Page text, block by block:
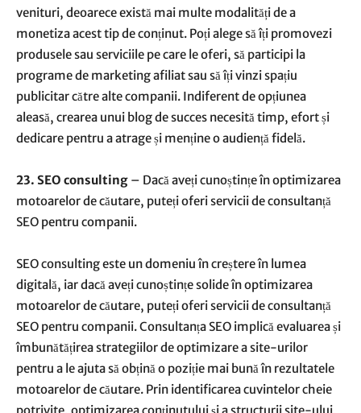
venituri, deoarece există mai multe modalități de a
monetiza acest tip de conținut. Poți alege să îți promovezi
produsele sau serviciile pe care le oferi, să participi la
programe de marketing afiliat sau să îți vinzi spațiu
publicitar către alte companii. Indiferent de opțiunea
aleasă, crearea unui blog de succes necesită timp, efort și
dedicare pentru a atrage și menține o audiență fidelă.
23. SEO consulting – Dacă aveți cunoștințe în optimizarea
motoarelor de căutare, puteți oferi servicii de consultanță
SEO pentru companii.
SEO consulting este un domeniu în creștere în lumea
digitală, iar dacă aveți cunoștințe solide în optimizarea
motoarelor de căutare, puteți oferi servicii de consultanță
SEO pentru companii. Consultanța SEO implică evaluarea și
îmbunătățirea strategiilor de optimizare a site-urilor
pentru a le ajuta să obțină o poziție mai bună în rezultatele
motoarelor de căutare. Prin identificarea cuvintelor cheie